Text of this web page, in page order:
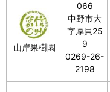
山岸果樹園
066
中野市大
字厚貝25
9
0269-26-
2198